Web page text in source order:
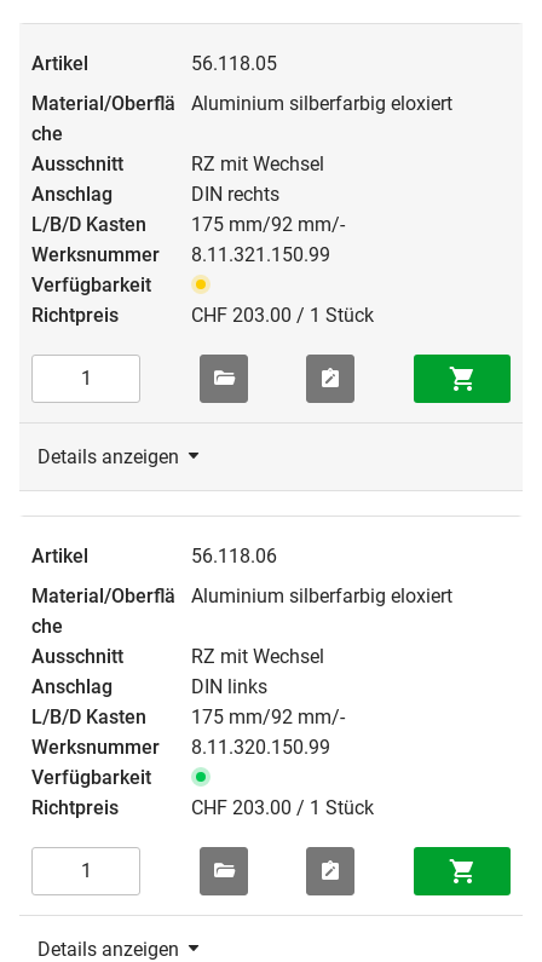
56.118.05
Aluminium silberfarbig eloxiert
RZ mit Wechsel
DIN rechts
175 mm/92 mm/-
8.11.321.150.99
CHF 203.00 / 1 Stück
Details anzeigen
56.118.06
Aluminium silberfarbig eloxiert
RZ mit Wechsel
DIN links
175 mm/92 mm/-
8.11.320.150.99
CHF 203.00 / 1 Stück
Details anzeigen